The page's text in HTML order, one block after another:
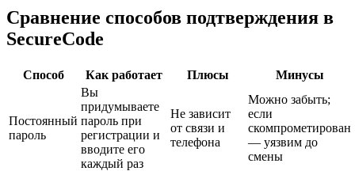
Сравнение способов подтверждения в
SecureCode
Способ Как работает Плюсы Минусы
Постоянный
пароль
Вы
придумываете
пароль при
регистрации и
вводите его
каждый раз
Не зависит
от связи и
телефона
Можно забыть;
если
скомпрометирован
— уязвим до
смены